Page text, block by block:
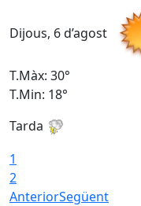
Dijous, 6 d’agost
T.Màx: 30°
T.Min: 18°
Tarda
1
2
AnteriorSegüent